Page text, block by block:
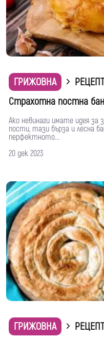
ГРИЖОВНА
Страхотна постна
Ако невинаги имате идея за
пости, тази бърза и лесна
перфектното...
20 дек 2023
ГРИЖОВНА